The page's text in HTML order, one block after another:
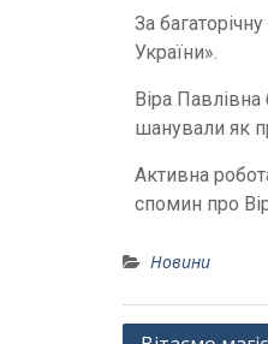
За
України».
Віра
шанували як
Активна
спомин про
Новини